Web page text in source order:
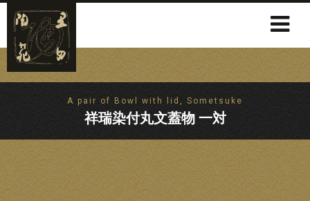
A pair of Bowl with lid, Sometsuke
祥瑞染付丸文蓋物 一対